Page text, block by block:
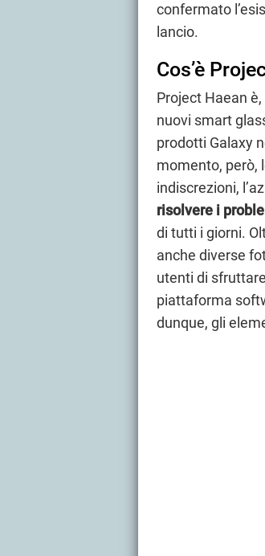
confermato
lancio.
Cos’è
Project Haean
nuovi smart
prodotti Galaxy
momento, però,
indiscrezioni,
risolvere i
di tutti i giorni.
anche diverse
utenti di
piattaforma
dunque, gli